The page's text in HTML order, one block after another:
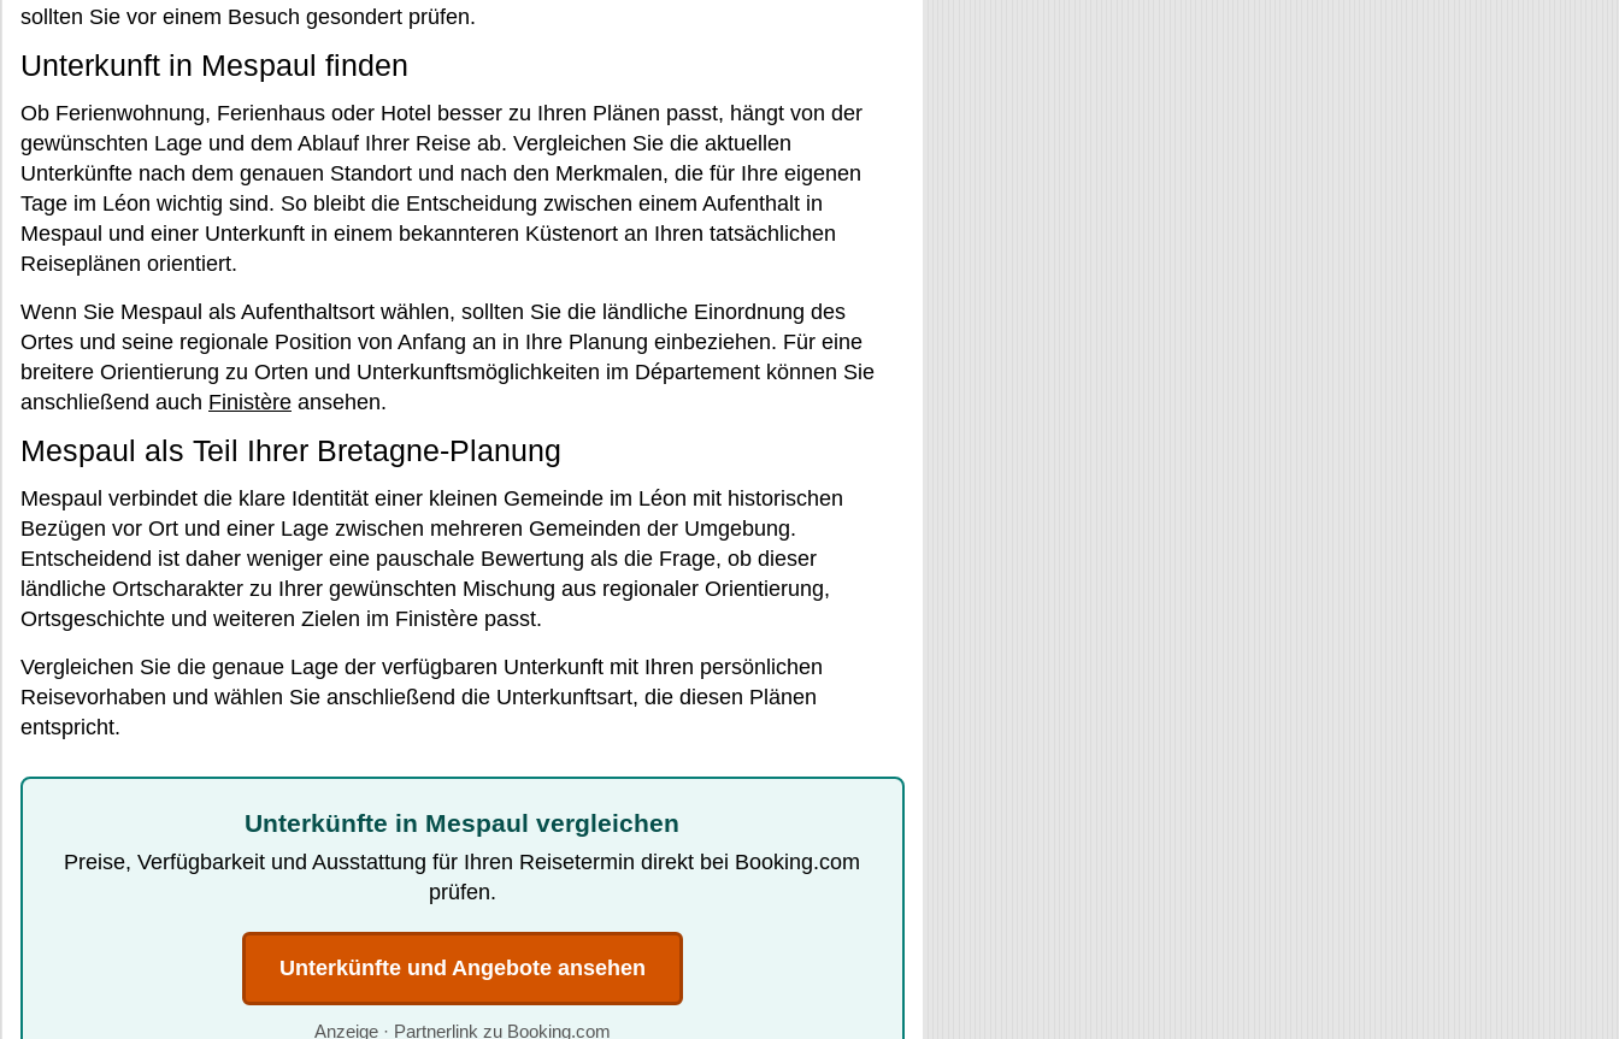
sollten Sie vor einem Besuch gesondert prüfen.
Unterkunft in Mespaul finden
Ob Ferienwohnung, Ferienhaus oder Hotel besser zu Ihren Plänen passt, hängt von der
gewünschten Lage und dem Ablauf Ihrer Reise ab. Vergleichen Sie die aktuellen
Unterkünfte nach dem genauen Standort und nach den Merkmalen, die für Ihre eigenen
Tage im Léon wichtig sind. So bleibt die Entscheidung zwischen einem Aufenthalt in
Mespaul und einer Unterkunft in einem bekannteren Küstenort an Ihren tatsächlichen
Reiseplänen orientiert.
Wenn Sie Mespaul als Aufenthaltsort wählen, sollten Sie die ländliche Einordnung des
Ortes und seine regionale Position von Anfang an in Ihre Planung einbeziehen. Für eine
breitere Orientierung zu Orten und Unterkunftsmöglichkeiten im Département können Sie
anschließend auch Finistère ansehen.
Mespaul als Teil Ihrer Bretagne-Planung
Mespaul verbindet die klare Identität einer kleinen Gemeinde im Léon mit historischen
Bezügen vor Ort und einer Lage zwischen mehreren Gemeinden der Umgebung.
Entscheidend ist daher weniger eine pauschale Bewertung als die Frage, ob dieser
ländliche Ortscharakter zu Ihrer gewünschten Mischung aus regionaler Orientierung,
Ortsgeschichte und weiteren Zielen im Finistère passt.
Vergleichen Sie die genaue Lage der verfügbaren Unterkunft mit Ihren persönlichen
Reisevorhaben und wählen Sie anschließend die Unterkunftsart, die diesen Plänen
entspricht.
Unterkünfte in Mespaul vergleichen
Preise, Verfügbarkeit und Ausstattung für Ihren Reisetermin direkt bei Booking.com
prüfen.
Unterkünfte und Angebote ansehen
Anzeige · Partnerlink zu Booking.com